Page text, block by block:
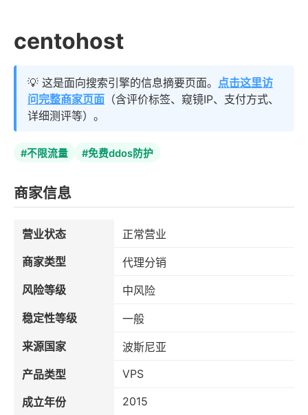
centohost
💡 这是面向搜索引擎的信息摘要页面。 点击这里访
问完整商家页面 （含评价标签、窥镜IP、支付方式、
详细测评等）。
#不限流量 #免费ddos防护
商家信息
营业状态
正常营业
商家类型
代理分销
风险等级
中风险
稳定性等级
一般
来源国家
波斯尼亚
产品类型
VPS
成立年份 2015